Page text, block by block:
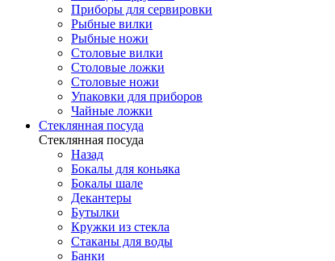
Приборы для сервировки
Рыбные вилки
Рыбные ножи
Столовые вилки
Столовые ложки
Столовые ножи
Упаковки для приборов
Чайные ложки
Стеклянная посуда
Стеклянная посуда
Назад
Бокалы для коньяка
Бокалы шале
Декантеры
Бутылки
Кружки из стекла
Стаканы для воды
Банки